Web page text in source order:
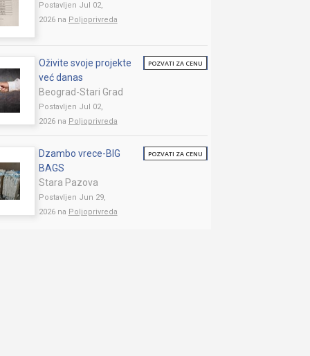
Postavljen Jul 02,
2026 na Poljoprivreda
Oživite svoje projekte
već danas
Beograd-Stari Grad
Postavljen Jul 02,
2026 na Poljoprivreda
POZVATI ZA CENU
Dzambo vrece-BIG
BAGS
Stara Pazova
Postavljen Jun 29,
2026 na Poljoprivreda
POZVATI ZA CENU